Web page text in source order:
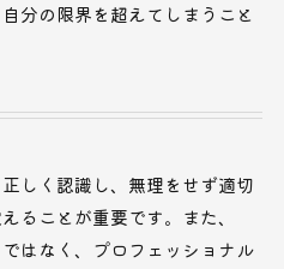
分の限界を超えてしまうこと
しく認識し、無理をせず適切
ることが重要です。また、
はなく、プロフェッショナル